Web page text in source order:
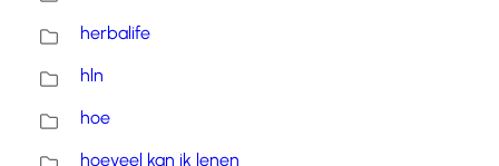
herbalife
hln
hoe
hoeveel kan ik lenen